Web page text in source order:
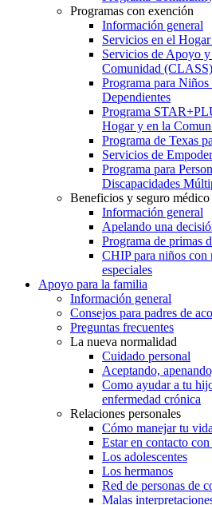
Programas con exención
Información general
Servicios en el
Servicios de Apoyo
Comunidad (CLASS)
Programa para
Dependientes
Programa
Hogar y en la
Programa de Texas
Servicios de
Programa para
Discapacidades
Beneficios y seguro médico
Información general
Apelando una
Programa de primas
CHIP para niños con
especiales
Apoyo para la familia
Información general
Consejos para padres de
Preguntas frecuentes
La nueva normalidad
Cuidado personal
Aceptando,
Como ayudar a tu
enfermedad crónica
Relaciones personales
Cómo manejar tu
Estar en contacto
Los adolescentes
Los hermanos
Red de personas de
Malas